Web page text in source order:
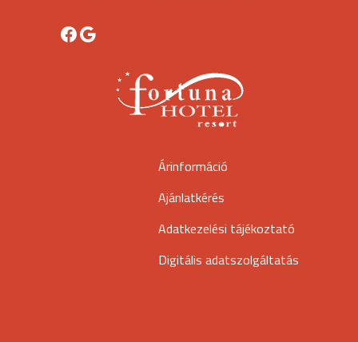
Facebook
Google
Árinformáció
Ajánlatkérés
Adatkezelési tájékoztató
Digitális adatszolgáltatás